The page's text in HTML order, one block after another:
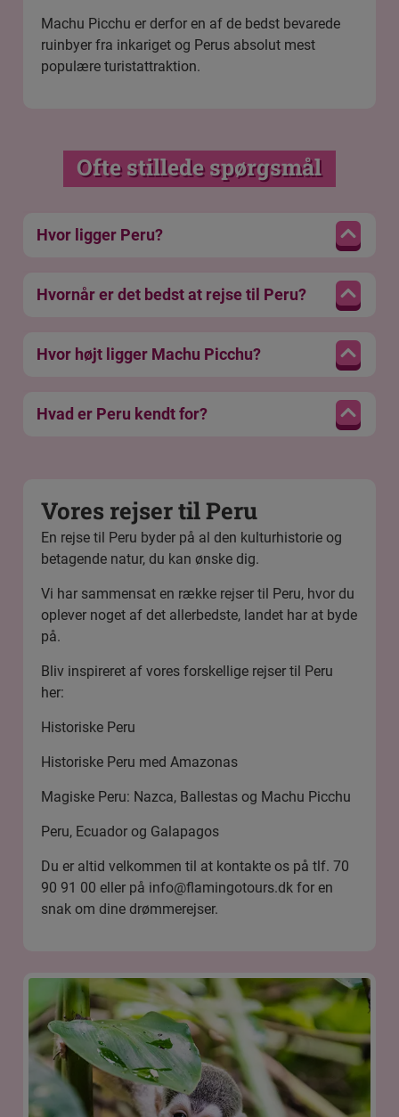
Machu Picchu er derfor en af de bedst bevarede
ruinbyer fra inkariget og Perus absolut mest
populære turistattraktion.
Ofte stillede spørgsmål
Hvor ligger Peru?
Hvornår er det bedst at rejse til Peru?
Hvor højt ligger Machu Picchu?
Hvad er Peru kendt for?
Vores rejser til Peru
En rejse til Peru byder på al den kulturhistorie og
betagende natur, du kan ønske dig.
Vi har sammensat en række rejser til Peru, hvor du
oplever noget af det allerbedste, landet har at byde
på.
Bliv inspireret af vores forskellige rejser til Peru
her:
Historiske Peru
Historiske Peru med Amazonas
Magiske Peru: Nazca, Ballestas og Machu Picchu
Peru, Ecuador og Galapagos
Du er altid velkommen til at kontakte os på tlf. 70
90 91 00 eller på info@flamingotours.dk for en
snak om dine drømmerejser.